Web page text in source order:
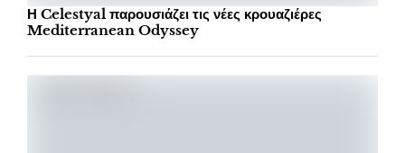
Η Celestyal παρουσιάζει τις νέες κρουαζιέρες
Mediterranean Odyssey